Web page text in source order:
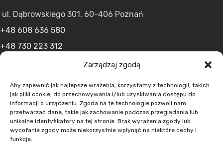
Zarządzaj zgodą
Aby zapewnić jak najlepsze wrażenia, korzystamy z technologii, takich
jak pliki cookie, do przechowywania i/lub uzyskiwania dostępu do
informacji o urządzeniu. Zgoda na te technologie pozwoli nam
przetwarzać dane, takie jak zachowanie podczas przeglądania lub
unikalne identyfikatory na tej stronie. Brak wyrażenia zgody lub
wycofanie zgody może niekorzystnie wpłynąć na niektóre cechy i
funkcje.
ul. Dąbrowskiego 301, 60-406 Poznań
+48 608 636 580
+48 730 223 312
MENU